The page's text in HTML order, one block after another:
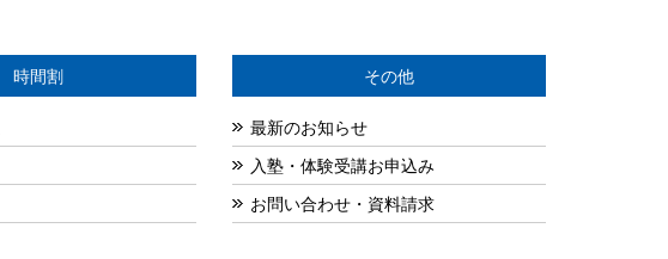
時間割 その他
最新のお知らせ
入塾・体験受講お申込み
お問い合わせ・資料請求